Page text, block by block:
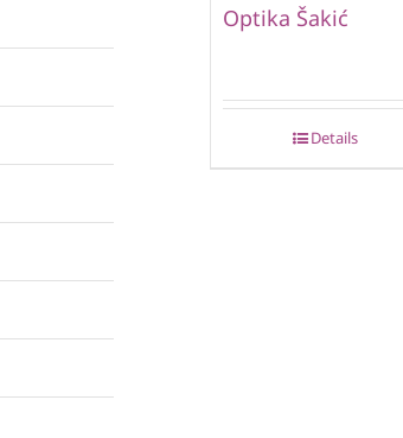
Optika Šakić
Details